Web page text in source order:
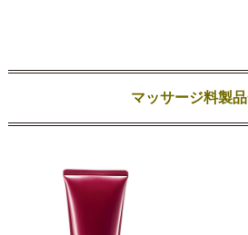
マッサージ料製